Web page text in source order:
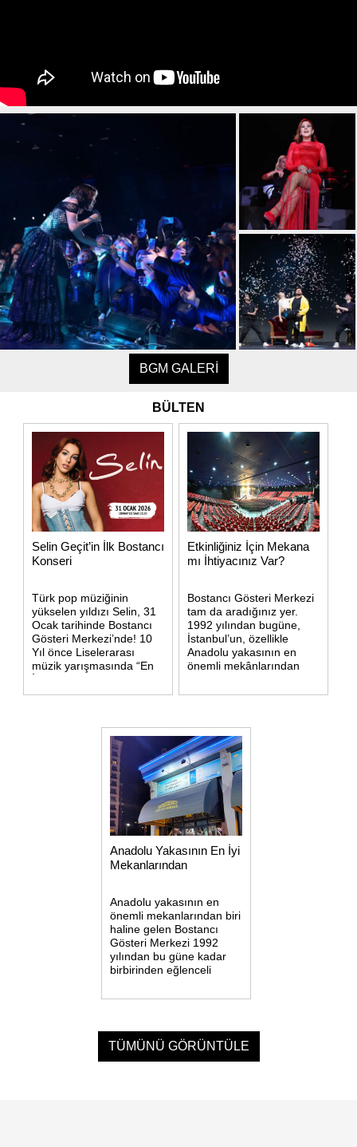
BGM GALERİ
BÜLTEN
Selin Geçit’in İlk Bostancı
Konseri
Türk pop müziğinin
yükselen yıldızı Selin, 31
Ocak tarihinde Bostancı
Gösteri Merkezi’nde! 10
Yıl önce Liselerarası
müzik yarışmasında “En
sahnede gerçekleştireceği
Etkinliğiniz İçin Mekana
mı İhtiyacınız Var?
Bostancı Gösteri Merkezi
tam da aradığınız yer.
1992 yılından bugüne,
İstanbul’un, özellikle
Anadolu yakasının en
önemli mekânlarından
GÖSTERİ MERKEZİ
toplam 2370 kişilik
kapasiteye sahiptir.
Konforlu bir oturma
düzenine ve
Anadolu Yakasının En İyi
Mekanlarından
Anadolu yakasının en
önemli mekanlarından biri
haline gelen Bostancı
Gösteri Merkezi 1992
yılından bu güne kadar
birbirinden eğlenceli
etkinliğe ev sahipliği
mekanlarından biri haline
gelen Bostancı Gösteri
Merkezi 1992
TÜMÜNÜ GÖRÜNTÜLE